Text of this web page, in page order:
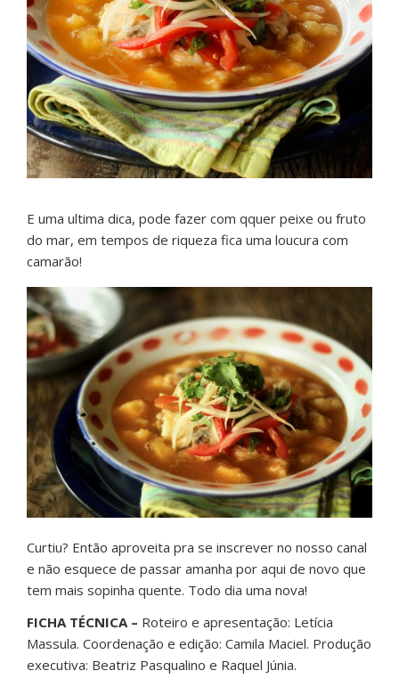
E uma ultima dica, pode fazer com qquer peixe ou fruto
do mar, em tempos de riqueza fica uma loucura com
camarão!
Curtiu? Então aproveita pra se inscrever no nosso canal
e não esquece de passar amanha por aqui de novo que
tem mais sopinha quente. Todo dia uma nova!
FICHA TÉCNICA – Roteiro e apresentação: Letícia
Massula. Coordenação e edição: Camila Maciel. Produção
executiva: Beatriz Pasqualino e Raquel Júnia.